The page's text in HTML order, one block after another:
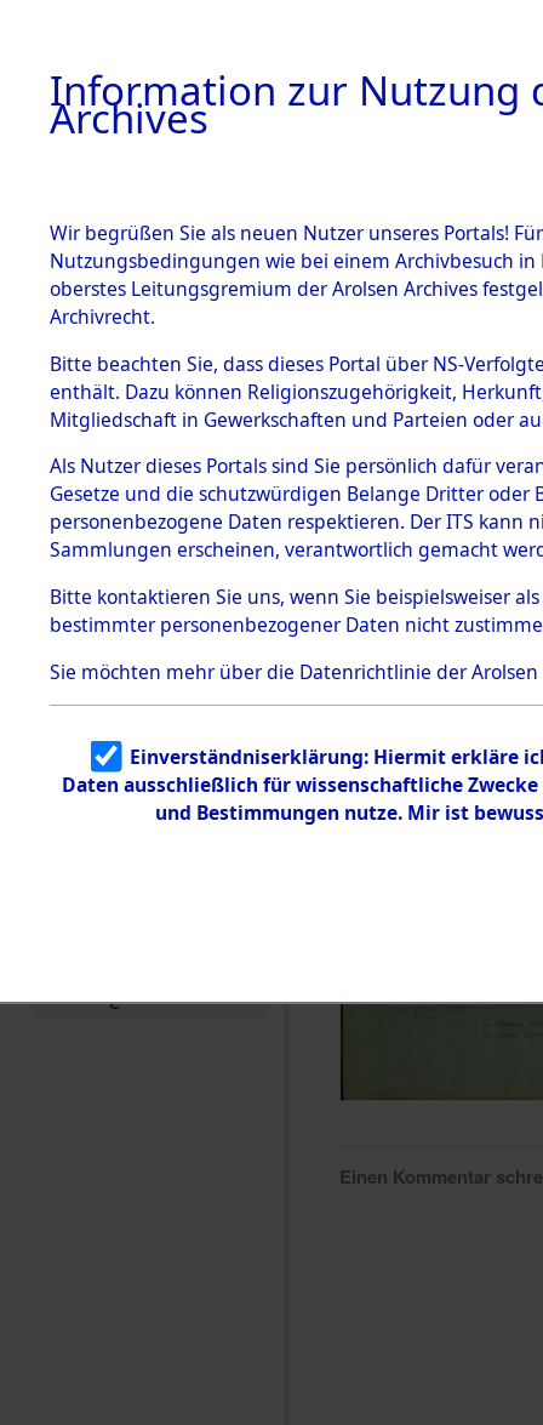
BESTÄNDE
1.
mente
5. Verschiedenes
5.3
Todesmärsche
5.3.1 Alliierte
Erhebungen
zu
Todesmärsch
en
5.3.2
Identifizierun
g
5.3.3
Todesmärsch
e
Einen Kommentar
Information zur Nutzung
Archives
Wir begrüßen Sie als neuen Nutzer unseres Portals!
Nutzungsbedingungen wie bei einem Archivbesuch
oberstes Leitungsgremium der Arolsen Archives
Archivrecht.
Bitte beachten Sie, dass dieses Portal über NS-
enthält. Dazu können Religionszugehörigkeit,
Mitgliedschaft in Gewerkschaften und Parteien oder
Als Nutzer dieses Portals sind Sie persönlich dafür
Gesetze und die schutzwürdigen Belange Dritter
personenbezogene Daten respektieren. Der ITS
Sammlungen erscheinen, verantwortlich gemacht
Bitte kontaktieren Sie uns, wenn Sie beispielsweiser
bestimmter personenbezogener Daten nicht
Sie möchten mehr über die Datenrichtlinie der Arolsen
Einverständniserklärung: Hiermit erkläre
Daten ausschließlich für wissenschaftliche
und Bestimmungen nutze. Mir ist